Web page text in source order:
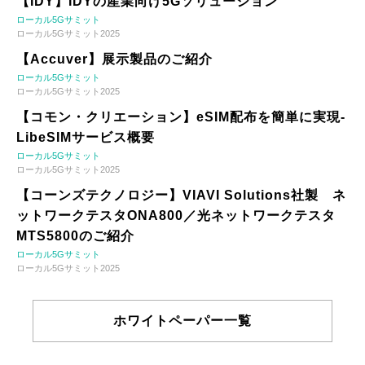
ローカル5Gサミット
ローカル5Gサミット2025
【Accuver】展示製品のご紹介
ローカル5Gサミット
ローカル5Gサミット2025
【コモン・クリエーション】eSIM配布を簡単に実現-
LibeSIMサービス概要
ローカル5Gサミット
ローカル5Gサミット2025
【コーンズテクノロジー】VIAVI Solutions社製 ネ
ットワークテスタONA800／光ネットワークテスタ
MTS5800のご紹介
ローカル5Gサミット
ローカル5Gサミット2025
ホワイトペーパー一覧